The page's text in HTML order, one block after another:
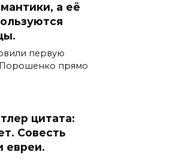
а её
первую
прямо
цитата:
Совесть
евреи.